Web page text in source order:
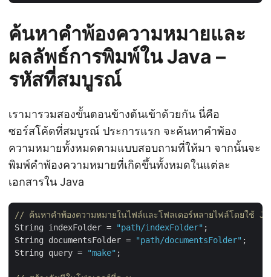
ค้นหาคำพ้องความหมายและ
ผลลัพธ์การพิมพ์ใน Java –
รหัสที่สมบูรณ์
เรามารวมสองขั้นตอนข้างต้นเข้าด้วยกัน นี่คือ
ซอร์สโค้ดที่สมบูรณ์ ประการแรก จะค้นหาคำพ้อง
ความหมายทั้งหมดตามแบบสอบถามที่ให้มา จากนั้นจะ
พิมพ์คำพ้องความหมายที่เกิดขึ้นทั้งหมดในแต่ละ
เอกสารใน Java
// ค้นหาคำพ้องความหมายในไฟล์และโฟลเดอร์หลายไฟล์โดยใช้
String indexFolder =
"path/indexFolder" ;
String documentsFolder =
"path/documentsFolder" ;
String query =
"make" ;